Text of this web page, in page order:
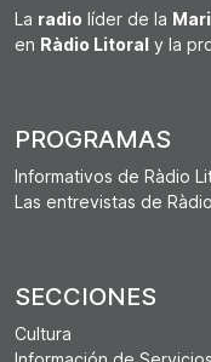
La radio líder de la
en Ràdio Litoral y la
PROGRAMAS
Informativos de Ràdio
Las entrevistas de
SECCIONES
Cultura